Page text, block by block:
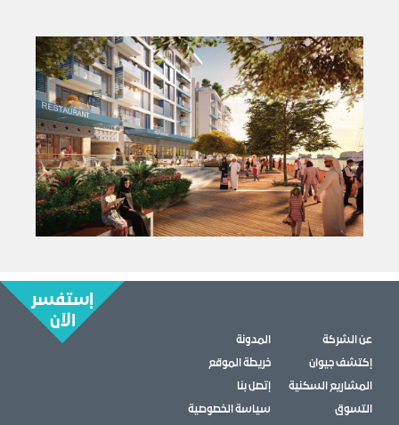
إستفسر
الآن
عن الشركة
إكتشف جيوان
المشاريع السكنية
التسوق
المدونة
خريطة الموقع
إتصل بنا
سياسة الخصوصية